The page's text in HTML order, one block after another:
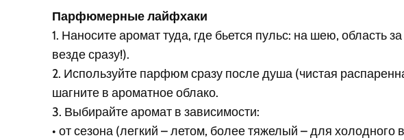
Парфюмерные лайфхаки
1. Наносите аромат туда, где бьется пульс: на шею,
везде сразу!).
2. Используйте парфюм сразу после душа (чистая
шагните в ароматное облако.
3. Выбирайте аромат в зависимости:
• от сезона (легкий – летом, более тяжелый – для холодного